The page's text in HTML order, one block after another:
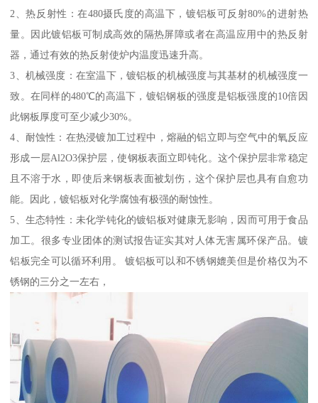
2、热反射性：在480摄氏度的高温下，镀铝板可反射80%的进射热
量。因此镀铝板可制成高效的隔热屏障或者在高温应用中的热反射
器，通过有效的热反射使炉内温度迅速升高。
3、机械强度：在室温下，镀铝板的机械强度与其基材的机械强度一
致。在同样的480℃的高温下，镀铝钢板的强度是铝板强度的10倍因
此钢板厚度可至少减少30%。
4、耐蚀性：在热浸镀加工过程中，熔融的铝立即与空气中的氧反应
形成一层Al2O3保护层，使钢板表面立即钝化。这个保护层非常稳定
且不溶于水，即使后来钢板表面被划伤，这个保护层也具有自愈功
能。因此，镀铝板对化学腐蚀有极强的耐蚀性。
5、生态特性：未化学钝化的镀铝板对健康无影响，因而可用于食品
加工。很多专业团体的测试报告证实其对人体无害属环保产品。镀
铝板完全可以循环利用。 镀铝板可以和不锈钢媲美但是价格仅为不
锈钢的三分之一左右，